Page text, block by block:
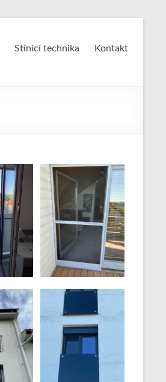
Stínící technika Kontakt